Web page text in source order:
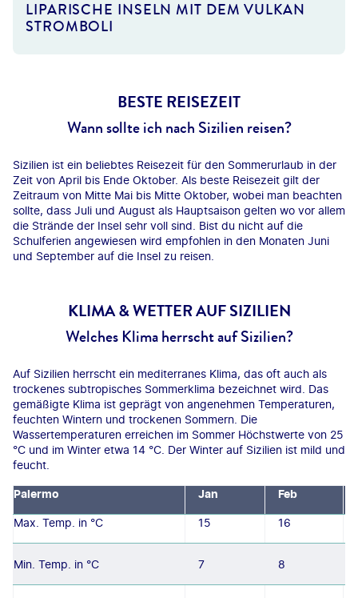
LIPARISCHE INSELN MIT DEM VULKAN
STROMBOLI
BESTE REISEZEIT
Wann sollte ich nach Sizilien reisen?
Sizilien ist ein beliebtes Reisezeit für den Sommerurlaub in der
Zeit von April bis Ende Oktober. Als beste Reisezeit gilt der
Zeitraum von Mitte Mai bis Mitte Oktober, wobei man beachten
sollte, dass Juli und August als Hauptsaison gelten wo vor allem
die Strände der Insel sehr voll sind. Bist du nicht auf die
Schulferien angewiesen wird empfohlen in den Monaten Juni
und September auf die Insel zu reisen.
KLIMA & WETTER AUF SIZILIEN
Welches Klima herrscht auf Sizilien?
Auf Sizilien herrscht ein mediterranes Klima, das oft auch als
trockenes subtropisches Sommerklima bezeichnet wird. Das
gemäßigte Klima ist geprägt von angenehmen Temperaturen,
feuchten Wintern und trockenen Sommern. Die
Wassertemperaturen erreichen im Sommer Höchstwerte von 25
°C und im Winter etwa 14 °C. Der Winter auf Sizilien ist mild und
feucht.
Palermo Jan Feb
Max. Temp. in °C 15 16
Min. Temp. in °C 7 8